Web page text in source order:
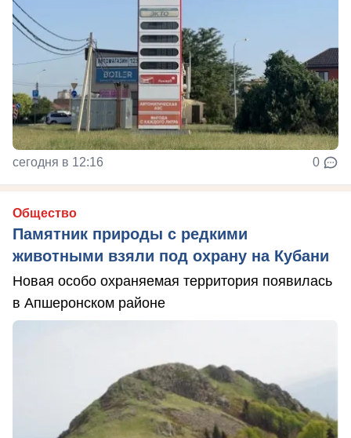
сегодня в 12:16 0
Общество
Памятник природы с редкими
животными взяли под охрану на Кубани
Новая особо охраняемая территория появилась
в Апшеронском районе